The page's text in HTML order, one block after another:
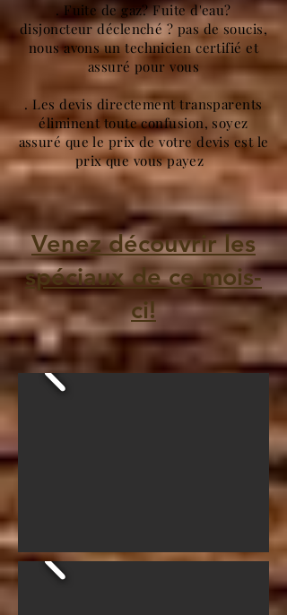
. Fuite de gaz? Fuite d'eau?
disjoncteur déclenché ? pas de soucis,
nous avons un technicien certifié et
assuré pour vous
. Les devis directement transparents
éliminent toute confusion, soyez
assuré que le prix de votre devis est le
prix que vous payez
Venez découvrir les
spéciaux de ce mois-
ci!